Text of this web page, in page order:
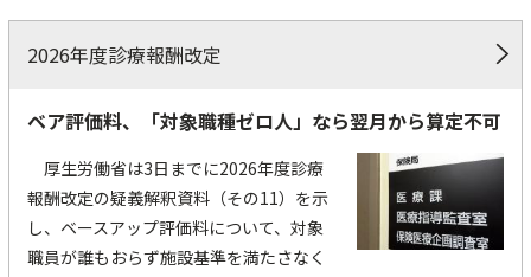
2026年度診療報酬改定
ベア評価料、「対象職種ゼロ人」なら翌月から算定不可
厚生労働省は3日までに2026年度診療
報酬改定の疑義解釈資料（その11）を示
し、ベースアップ評価料について、対象
職員が誰もおらず施設基準を満たさなく